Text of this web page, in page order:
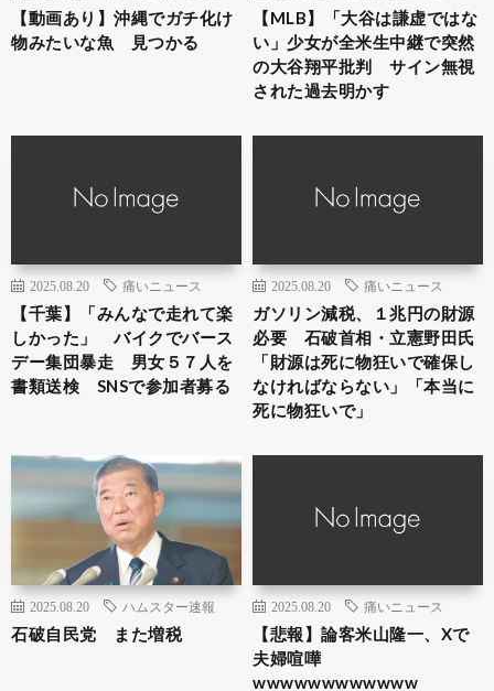
【動画あり】沖縄でガチ化け
物みたいな魚 見つかる
【MLB】「大谷は謙虚ではな
い」少女が全米生中継で突然
の大谷翔平批判 サイン無視
された過去明かす
2025.08.20 痛いニュース
【千葉】「みんなで走れて楽
しかった」 バイクでバース
デー集団暴走 男女５７人を
書類送検 SNSで参加者募る
2025.08.20 痛いニュース
ガソリン減税、１兆円の財源
必要 石破首相・立憲野田氏
「財源は死に物狂いで確保し
なければならない」「本当に
死に物狂いで」
2025.08.20 ハムスター速報
石破自民党 また増税
2025.08.20 痛いニュース
【悲報】論客米山隆一、Xで
夫婦喧嘩
wwwwwwwwwwww